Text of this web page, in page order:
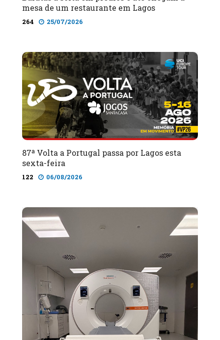
mesa de um restaurante em Lagos
264 25/07/2026
87ª Volta a Portugal passa por Lagos esta
sexta-feira
122 06/08/2026